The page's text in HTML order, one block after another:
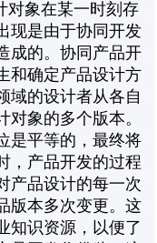
象在某一时刻存
现是由于协同开发
成的。协同产品开
和确定产品设计方
域的设计者从各自
象的多个版本。
是平等的，最终将
，产品开发的过程
产品设计的每一次
版本多次变更。这
知识资源，以便了